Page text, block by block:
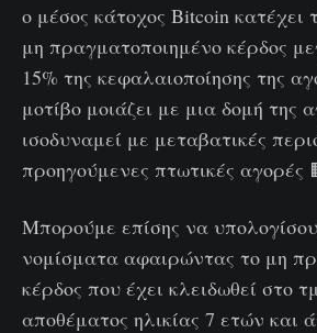
ο μέσος κάτοχος Bitcoin
μη πραγματοποιημένο κέρδος
15% της κεφαλαιοποίησης της
μοτίβο μοιάζει με μια δομή της
ισοδυναμεί με μεταβατικές
προηγούμενες πτωτικές αγορές
Μπορούμε επίσης να
νομίσματα αφαιρώντας το μη
κέρδος που έχει κλειδωθεί στο
αποθέματος ηλικίας 7 ετών και